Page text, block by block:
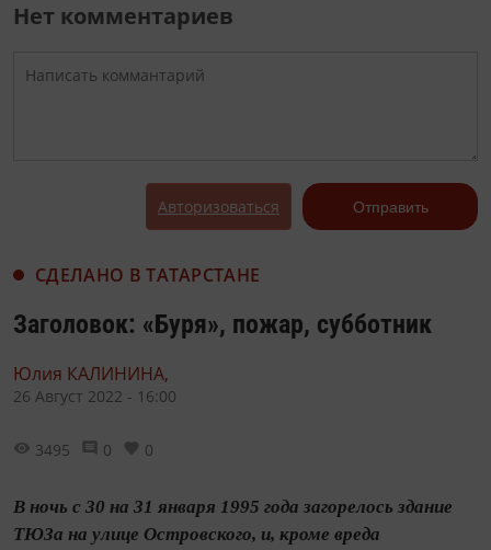
Нет комментариев
Авторизоваться Отправить
СДЕЛАНО В ТАТАРСТАНЕ
Заголовок: «Буря», пожар, субботник
Юлия КАЛИНИНА,
26 Август 2022 - 16:00
3495 0 0
В ночь с 30 на 31 января 1995 года загорелось здание
ТЮЗа на улице Островского, и, кроме вреда